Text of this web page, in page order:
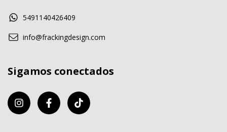
5491140426409
info@frackingdesign.com
Sigamos conectados